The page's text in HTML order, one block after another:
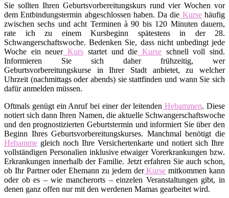
Sie sollten Ihren Geburtsvorbereitungskurs rund vier Wochen vor
dem Entbindungstermin abgeschlossen haben. Da die Kursehäufig
zwischen sechs und acht Terminen à 90 bis 120 Minuten dauern,
rate ich zu einem Kursbeginn spätestens in der 28.
Schwangerschaftswoche. Bedenken Sie, dass nicht unbedingt jede
Woche ein neuerKurs startet und die Kurseschnell voll sind.
Informieren Sie sich daher frühzeitig, wer
Geburtsvorbereitungskurse in Ihrer Stadt anbietet, zu welcher
Uhrzeit (nachmittags oder abends) sie stattfinden und wann Sie sich
dafür anmelden müssen.
Oftmals genügt ein Anruf bei einer der leitenden Hebammen. Diese
notiert sich dann Ihren Namen, die aktuelle Schwangerschaftswoche
und den prognostizierten Geburtstermin und informiert Sie über den
Beginn Ihres Geburtsvorbereitungskurses. Manchmal benötigt die
Hebamme gleich noch Ihre Versichertenkarte und notiert sich Ihre
vollständigen Personalien inklusive etwaiger Vorerkrankungen bzw.
Erkrankungen innerhalb der Familie. Jetzt erfahren Sie auch schon,
ob Ihr Partner oder Ehemann zu jedem derKurse mitkommen kann
oder ob es – wie mancherorts – einzelen Veranstaltungen gibt, in
denen ganz offen nur mit den werdenen Mamas gearbeitet wird.